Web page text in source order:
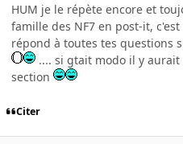
HUM je le répète encore et
famille des NF7 en post-it,
répond à toutes tes questions
.... si gtait modo il y
section
Citer